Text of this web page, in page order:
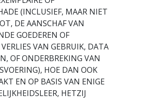
(INCLUSIEF, MAAR NIET
DE AANSCHAF VAN
GOEDEREN OF
VAN GEBRUIK, DATA
OF ONDERBREKING VAN
HOE DAN OOK
EN OP BASIS VAN ENIGE
HETZIJ